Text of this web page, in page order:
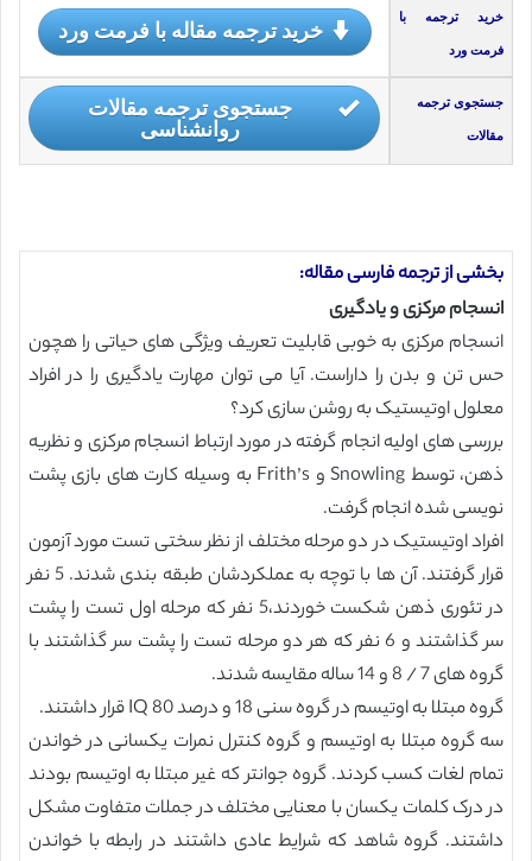
خرید ترجمه با
فرمت ورد
خرید ترجمه مقاله با فرمت ورد
جستجوی ترجمه
مقالات
جستجوی ترجمه مقالات
روانشناسی
بخشی از ترجمه فارسی مقاله:
انسجام مرکزی و یادگیری
انسجام مرکزی به خوبی قابلیت تعریف ویژگی های حیاتی را هچون
حس تن و بدن را داراست. آیا می توان مهارت یادگیری را در افراد
معلول اوتیستیک به روشن سازی کرد؟
بررسی های اولیه انجام گرفته در مورد ارتباط انسجام مرکزی و نظریه
ذهن، توسط Snowling و Frith’s به وسیله کارت های بازی پشت
نویسی شده انجام گرفت.
افراد اوتیستیک در دو مرحله مختلف از نظر سختی تست مورد آزمون
قرار گرفتند. آن ها با توچه به عملکردشان طبقه بندی شدند. 5 نفر
در تئوری ذهن شکست خوردند،5 نفر که مرحله اول تست را پشت
سر گذاشتند و 6 نفر که هر دو مرحله تست را پشت سر گذاشتند با
گروه های 7 / 8 و 14 ساله مقایسه شدند.
گروه مبتلا به اوتیسم در گروه سنی 18 و درصد IQ 80 قرار داشتند.
سه گروه مبتلا به اوتیسم و گروه کنترل نمرات یکسانی در خواندن
تمام لغات کسب کردند. گروه جوانتر که غیر مبتلا به اوتیسم بودند
در درک کلمات یکسان با معنایی مختلف در جملات متفاوت مشکل
داشتند. گروه شاهد که شرایط عادی داشتند در رابطه با خواندن